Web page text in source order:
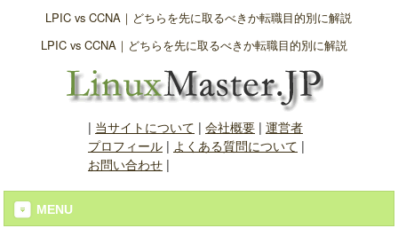
LPIC vs CCNA｜どちらを先に取るべきか転職目的別に解説
LPIC vs CCNA｜どちらを先に取るべきか転職目的別に解説
| 当サイトについて | 会社概要| 運営者
プロフィール| よくある質問について |
お問い合わせ|
MENU